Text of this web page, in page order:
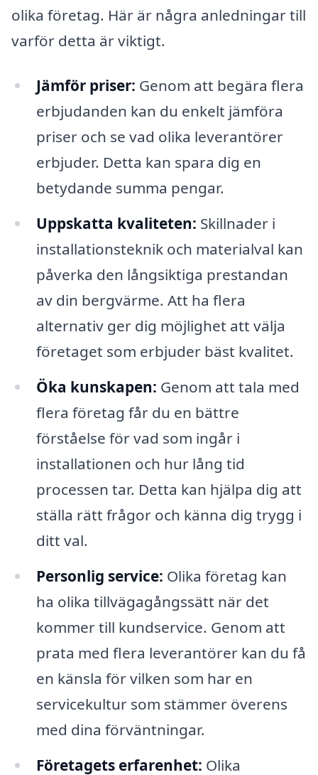
olika företag. Här är några anledningar till
varför detta är viktigt.
Jämför priser: Genom att begära flera
erbjudanden kan du enkelt jämföra
priser och se vad olika leverantörer
erbjuder. Detta kan spara dig en
betydande summa pengar.
Uppskatta kvaliteten: Skillnader i
installationsteknik och materialval kan
påverka den långsiktiga prestandan
av din bergvärme. Att ha flera
alternativ ger dig möjlighet att välja
företaget som erbjuder bäst kvalitet.
Öka kunskapen: Genom att tala med
flera företag får du en bättre
förståelse för vad som ingår i
installationen och hur lång tid
processen tar. Detta kan hjälpa dig att
ställa rätt frågor och känna dig trygg i
ditt val.
Personlig service: Olika företag kan
ha olika tillvägagångssätt när det
kommer till kundservice. Genom att
prata med flera leverantörer kan du få
en känsla för vilken som har en
servicekultur som stämmer överens
med dina förväntningar.
Företagets erfarenhet: Olika